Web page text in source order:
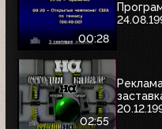
00:28
02:55